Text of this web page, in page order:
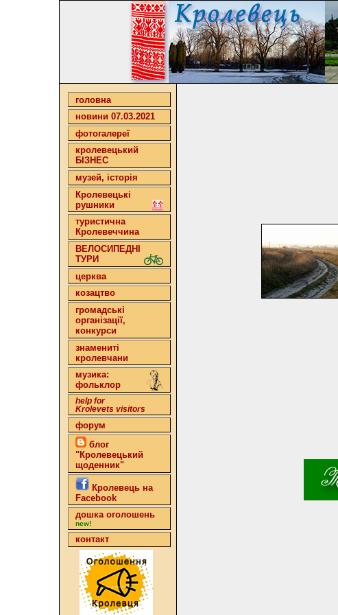
головна
новини 07.03.2021
фотогалереї
кролевецький
БІЗНЕС
музей, історія
Кролевецькі
рушники
туристична
Кролевеччина
ВЕЛОСИПЕДНІ
ТУРИ
церква
козацтво
громадські
організації,
конкурси
знамениті
кролевчани
музика:
фольклор
help for
Krolevets visitors
форум
блог
"Кролевецький
щоденник"
Кролевець на
Facebook
дошка оголошень
new!
контакт